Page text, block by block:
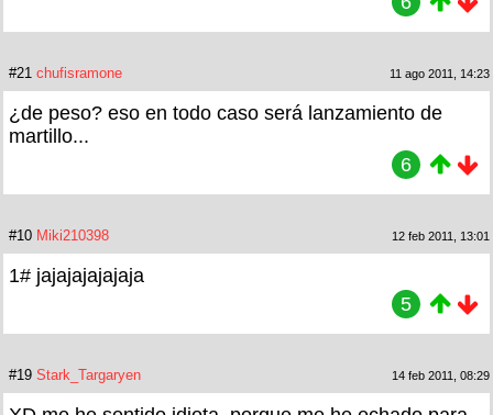
#21 chufisramone 11 ago 2011, 14:23
¿de peso? eso en todo caso será lanzamiento de
martillo...
6
#10 Miki210398 12 feb 2011, 13:01
1# jajajajajajaja
5
#19 Stark_Targaryen 14 feb 2011, 08:29